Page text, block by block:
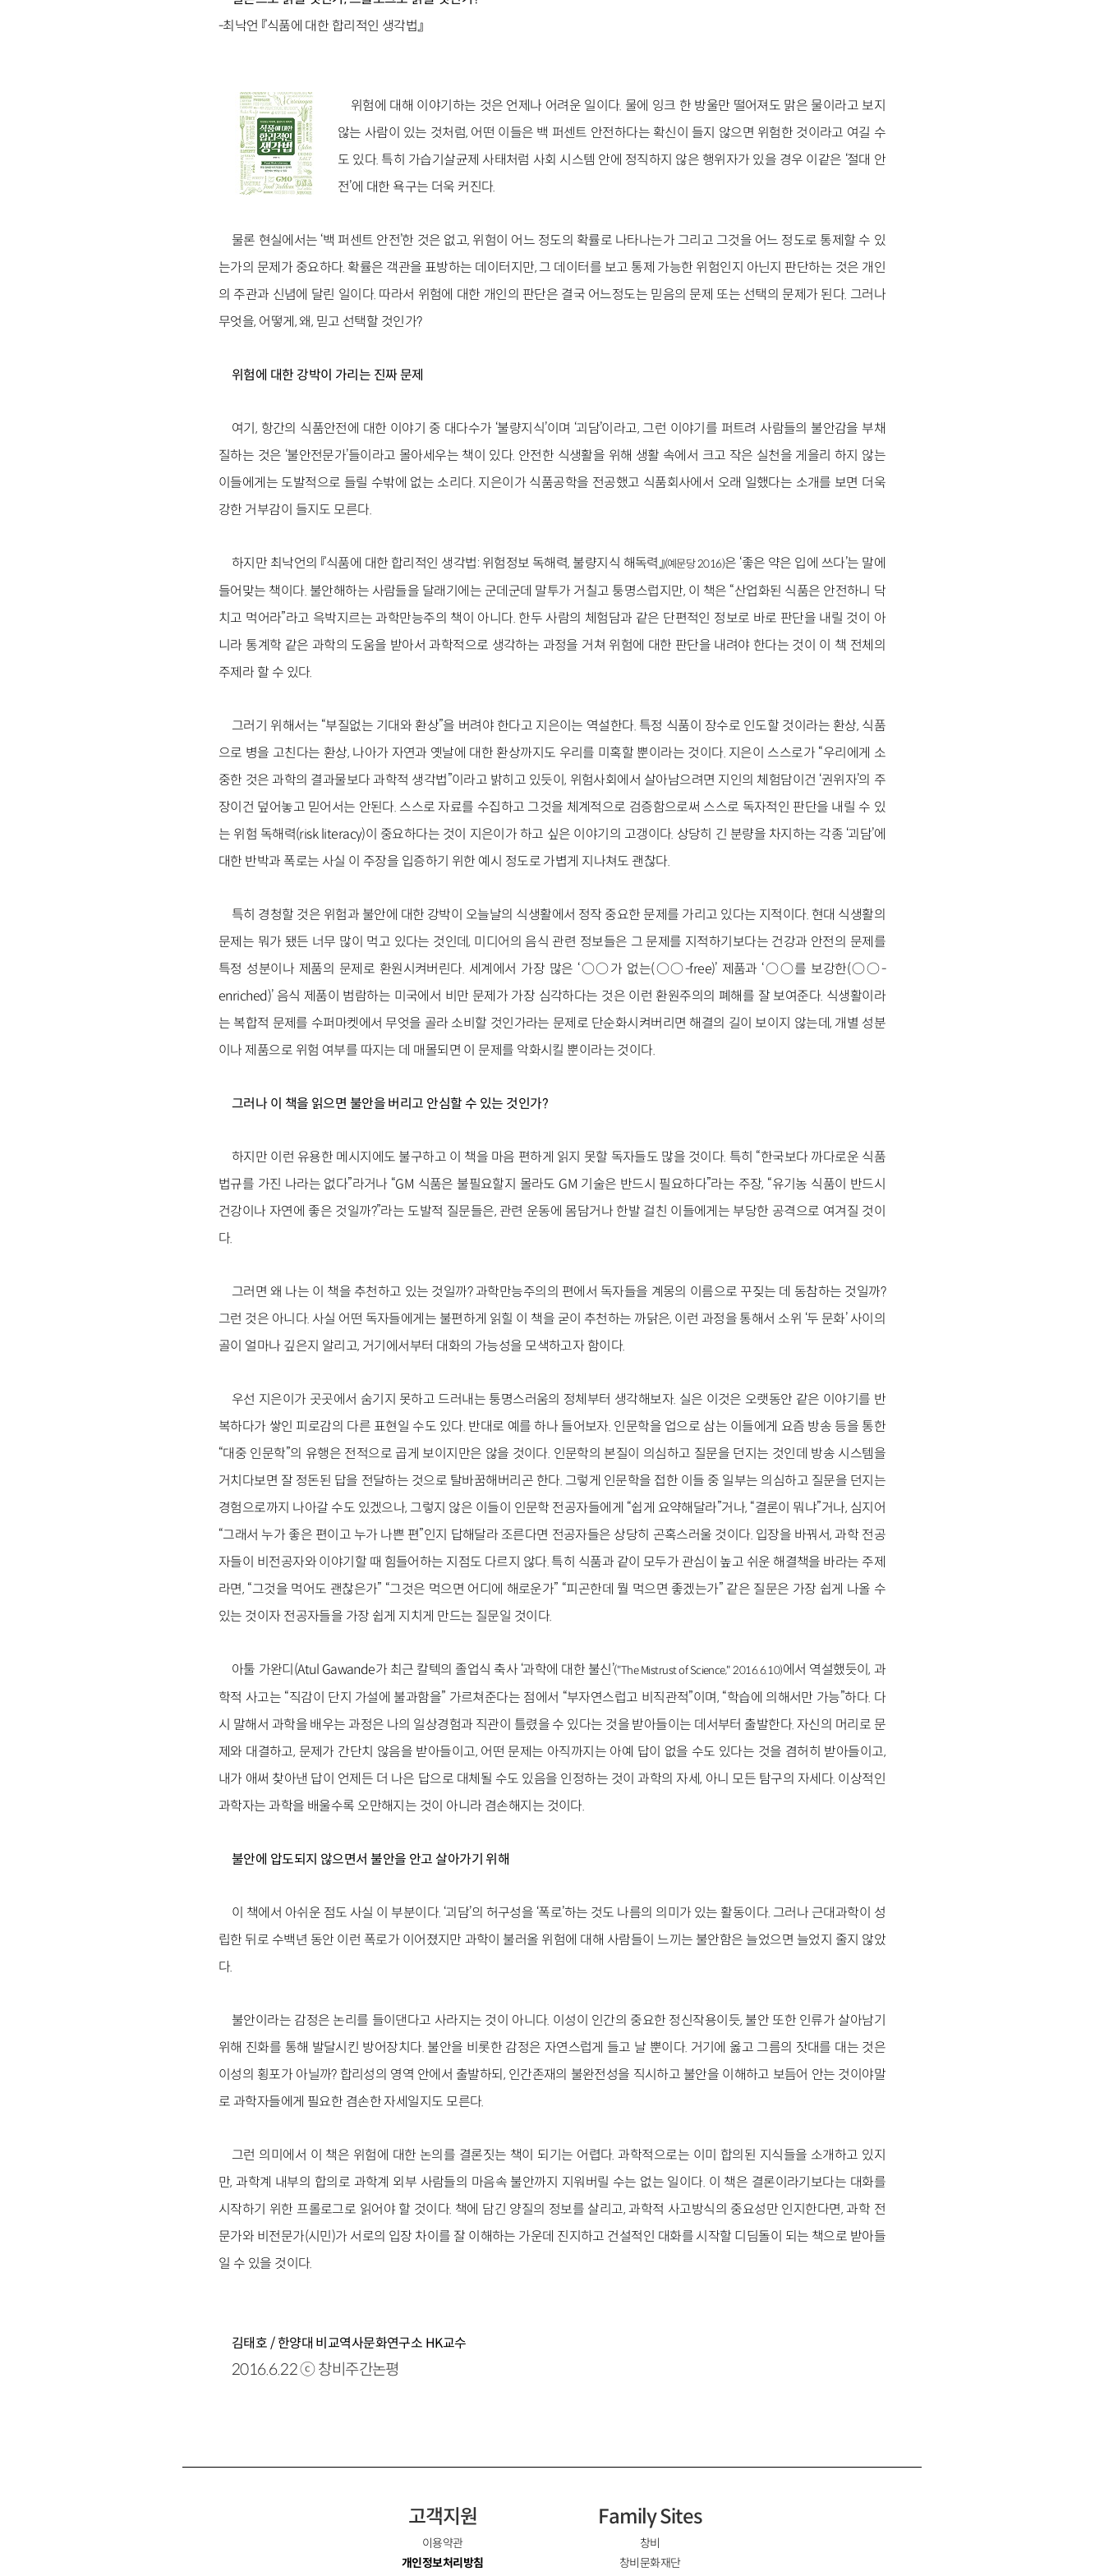
-최낙언 『식품에 대한 합리적인 생각법』
위험에 대해 이야기하는 것은 언제나 어려운 일이다. 물에 잉크 한 방울만 떨어져도 맑은 물이라고 보지
않는 사람이 있는 것처럼, 어떤 이들은 백 퍼센트 안전하다는 확신이 들지 않으면 위험한 것이라고 여길 수
도 있다. 특히 가습기살균제 사태처럼 사회 시스템 안에 정직하지 않은 행위자가 있을 경우 이같은 ‘절대 안
전’에 대한 욕구는 더욱 커진다.
물론 현실에서는 ‘백 퍼센트 안전’한 것은 없고, 위험이 어느 정도의 확률로 나타나는가 그리고 그것을 어느 정도로 통제할 수 있
는가의 문제가 중요하다. 확률은 객관을 표방하는 데이터지만, 그 데이터를 보고 통제 가능한 위험인지 아닌지 판단하는 것은 개인
의 주관과 신념에 달린 일이다. 따라서 위험에 대한 개인의 판단은 결국 어느정도는 믿음의 문제 또는 선택의 문제가 된다. 그러나
무엇을, 어떻게, 왜, 믿고 선택할 것인가?
위험에 대한 강박이 가리는 진짜 문제
여기, 항간의 식품안전에 대한 이야기 중 대다수가 ‘불량지식’이며 ‘괴담’이라고, 그런 이야기를 퍼트려 사람들의 불안감을 부채
질하는 것은 ‘불안전문가’들이라고 몰아세우는 책이 있다. 안전한 식생활을 위해 생활 속에서 크고 작은 실천을 게을리 하지 않는
이들에게는 도발적으로 들릴 수밖에 없는 소리다. 지은이가 식품공학을 전공했고 식품회사에서 오래 일했다는 소개를 보면 더욱
강한 거부감이 들지도 모른다.
하지만 최낙언의 『식품에 대한 합리적인 생각법: 위험정보 독해력, 불량지식 해독력』(예문당 2016)은 ‘좋은 약은 입에 쓰다’는 말에
들어맞는 책이다. 불안해하는 사람들을 달래기에는 군데군데 말투가 거칠고 퉁명스럽지만, 이 책은 “산업화된 식품은 안전하니 닥
치고 먹어라”라고 윽박지르는 과학만능주의 책이 아니다. 한두 사람의 체험담과 같은 단편적인 정보로 바로 판단을 내릴 것이 아
니라 통계학 같은 과학의 도움을 받아서 과학적으로 생각하는 과정을 거쳐 위험에 대한 판단을 내려야 한다는 것이 이 책 전체의
주제라 할 수 있다.
그러기 위해서는 “부질없는 기대와 환상”을 버려야 한다고 지은이는 역설한다. 특정 식품이 장수로 인도할 것이라는 환상, 식품
으로 병을 고친다는 환상, 나아가 자연과 옛날에 대한 환상까지도 우리를 미혹할 뿐이라는 것이다. 지은이 스스로가 “우리에게 소
중한 것은 과학의 결과물보다 과학적 생각법”이라고 밝히고 있듯이, 위험사회에서 살아남으려면 지인의 체험담이건 ‘권위자’의 주
장이건 덮어놓고 믿어서는 안된다. 스스로 자료를 수집하고 그것을 체계적으로 검증함으로써 스스로 독자적인 판단을 내릴 수 있
는 위험 독해력(risk literacy)이 중요하다는 것이 지은이가 하고 싶은 이야기의 고갱이다. 상당히 긴 분량을 차지하는 각종 ‘괴담’에
대한 반박과 폭로는 사실 이 주장을 입증하기 위한 예시 정도로 가볍게 지나쳐도 괜찮다.
특히 경청할 것은 위험과 불안에 대한 강박이 오늘날의 식생활에서 정작 중요한 문제를 가리고 있다는 지적이다. 현대 식생활의
문제는 뭐가 됐든 너무 많이 먹고 있다는 것인데, 미디어의 음식 관련 정보들은 그 문제를 지적하기보다는 건강과 안전의 문제를
특정 성분이나 제품의 문제로 환원시켜버린다. 세계에서 가장 많은 ‘○○가 없는(○○-free)’ 제품과 ‘○○를 보강한(○○-
enriched)’ 음식 제품이 범람하는 미국에서 비만 문제가 가장 심각하다는 것은 이런 환원주의의 폐해를 잘 보여준다. 식생활이라
는 복합적 문제를 수퍼마켓에서 무엇을 골라 소비할 것인가라는 문제로 단순화시켜버리면 해결의 길이 보이지 않는데, 개별 성분
이나 제품으로 위험 여부를 따지는 데 매몰되면 이 문제를 악화시킬 뿐이라는 것이다.
그러나 이 책을 읽으면 불안을 버리고 안심할 수 있는 것인가?
하지만 이런 유용한 메시지에도 불구하고 이 책을 마음 편하게 읽지 못할 독자들도 많을 것이다. 특히 “한국보다 까다로운 식품
법규를 가진 나라는 없다”라거나 “GM 식품은 불필요할지 몰라도 GM 기술은 반드시 필요하다”라는 주장, “유기농 식품이 반드시
건강이나 자연에 좋은 것일까?”라는 도발적 질문들은, 관련 운동에 몸담거나 한발 걸친 이들에게는 부당한 공격으로 여겨질 것이
다.
그러면 왜 나는 이 책을 추천하고 있는 것일까? 과학만능주의의 편에서 독자들을 계몽의 이름으로 꾸짖는 데 동참하는 것일까?
그런 것은 아니다. 사실 어떤 독자들에게는 불편하게 읽힐 이 책을 굳이 추천하는 까닭은, 이런 과정을 통해서 소위 ‘두 문화’ 사이의
골이 얼마나 깊은지 알리고, 거기에서부터 대화의 가능성을 모색하고자 함이다.
우선 지은이가 곳곳에서 숨기지 못하고 드러내는 퉁명스러움의 정체부터 생각해보자. 실은 이것은 오랫동안 같은 이야기를 반
복하다가 쌓인 피로감의 다른 표현일 수도 있다. 반대로 예를 하나 들어보자. 인문학을 업으로 삼는 이들에게 요즘 방송 등을 통한
“대중 인문학”의 유행은 전적으로 곱게 보이지만은 않을 것이다. 인문학의 본질이 의심하고 질문을 던지는 것인데 방송 시스템을
거치다보면 잘 정돈된 답을 전달하는 것으로 탈바꿈해버리곤 한다. 그렇게 인문학을 접한 이들 중 일부는 의심하고 질문을 던지는
경험으로까지 나아갈 수도 있겠으나, 그렇지 않은 이들이 인문학 전공자들에게 “쉽게 요약해달라”거나, “결론이 뭐냐”거나, 심지어
“그래서 누가 좋은 편이고 누가 나쁜 편”인지 답해달라 조른다면 전공자들은 상당히 곤혹스러울 것이다. 입장을 바꿔서, 과학 전공
자들이 비전공자와 이야기할 때 힘들어하는 지점도 다르지 않다. 특히 식품과 같이 모두가 관심이 높고 쉬운 해결책을 바라는 주제
라면, “그것을 먹어도 괜찮은가” “그것은 먹으면 어디에 해로운가” “피곤한데 뭘 먹으면 좋겠는가” 같은 질문은 가장 쉽게 나올 수
있는 것이자 전공자들을 가장 쉽게 지치게 만드는 질문일 것이다.
아툴 가완디(Atul Gawande가 최근 칼텍의 졸업식 축사 ‘과학에 대한 불신’("The Mistrust of Science," 2016.6.10)에서 역설했듯이, 과
학적 사고는 “직감이 단지 가설에 불과함을” 가르쳐준다는 점에서 “부자연스럽고 비직관적”이며, “학습에 의해서만 가능”하다. 다
시 말해서 과학을 배우는 과정은 나의 일상경험과 직관이 틀렸을 수 있다는 것을 받아들이는 데서부터 출발한다. 자신의 머리로 문
제와 대결하고, 문제가 간단치 않음을 받아들이고, 어떤 문제는 아직까지는 아예 답이 없을 수도 있다는 것을 겸허히 받아들이고,
내가 애써 찾아낸 답이 언제든 더 나은 답으로 대체될 수도 있음을 인정하는 것이 과학의 자세, 아니 모든 탐구의 자세다. 이상적인
과학자는 과학을 배울수록 오만해지는 것이 아니라 겸손해지는 것이다.
불안에 압도되지 않으면서 불안을 안고 살아가기 위해
이 책에서 아쉬운 점도 사실 이 부분이다. ‘괴담’의 허구성을 ‘폭로’하는 것도 나름의 의미가 있는 활동이다. 그러나 근대과학이 성
립한 뒤로 수백년 동안 이런 폭로가 이어졌지만 과학이 불러올 위험에 대해 사람들이 느끼는 불안함은 늘었으면 늘었지 줄지 않았
다.
불안이라는 감정은 논리를 들이댄다고 사라지는 것이 아니다. 이성이 인간의 중요한 정신작용이듯, 불안 또한 인류가 살아남기
위해 진화를 통해 발달시킨 방어장치다. 불안을 비롯한 감정은 자연스럽게 들고 날 뿐이다. 거기에 옳고 그름의 잣대를 대는 것은
이성의 횡포가 아닐까? 합리성의 영역 안에서 출발하되, 인간존재의 불완전성을 직시하고 불안을 이해하고 보듬어 안는 것이야말
로 과학자들에게 필요한 겸손한 자세일지도 모른다.
그런 의미에서 이 책은 위험에 대한 논의를 결론짓는 책이 되기는 어렵다. 과학적으로는 이미 합의된 지식들을 소개하고 있지
만, 과학계 내부의 합의로 과학계 외부 사람들의 마음속 불안까지 지워버릴 수는 없는 일이다. 이 책은 결론이라기보다는 대화를
시작하기 위한 프롤로그로 읽어야 할 것이다. 책에 담긴 양질의 정보를 살리고, 과학적 사고방식의 중요성만 인지한다면, 과학 전
문가와 비전문가(시민)가 서로의 입장 차이를 잘 이해하는 가운데 진지하고 건설적인 대화를 시작할 디딤돌이 되는 책으로 받아들
일 수 있을 것이다.
김태호 / 한양대 비교역사문화연구소 HK교수
2016.6.22 ⓒ 창비주간논평
고객지원
이용약관
개인정보처리방침
Family Sites
창비
창비문화재단